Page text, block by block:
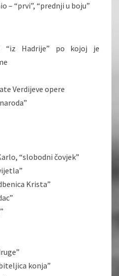
– “prvi”, “prednji u boju”
“iz Hadrije” po kojoj je
Verdijeve opere
“slobodni čovjek”
Krista”
konja”